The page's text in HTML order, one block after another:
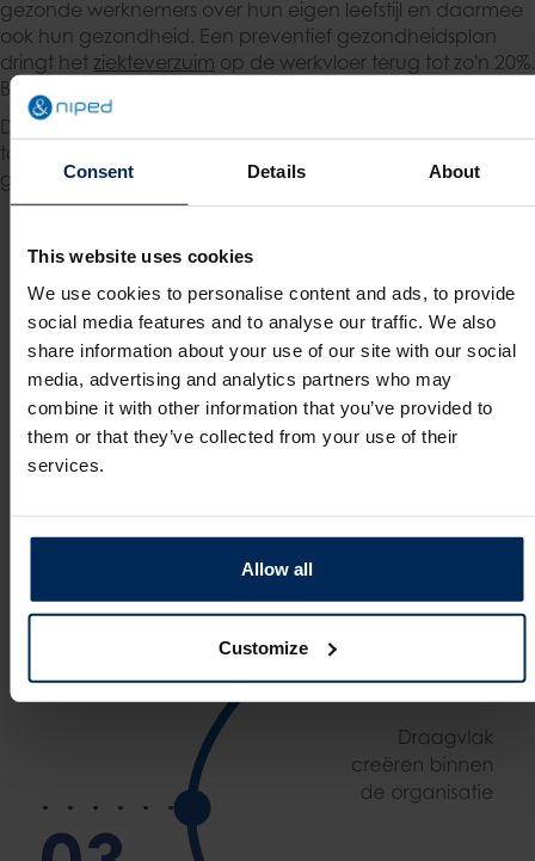
Consent Details About
This website uses cookies
We use cookies to personalise content and ads, to provide
social media features and to analyse our traffic. We also
share information about your use of our site with our social
media, advertising and analytics partners who may
combine it with other information that you’ve provided to
them or that they’ve collected from your use of their
services.
Allow all
Customize
gezonde werknemers over hun eigen leefstijl en daarmee
ook hun gezondheid. Een preventief gezondheidsplan
dringt het ziekteverzuim op de werkvloer terug tot zo'n 20%.
Bovendien stijgt
De whitepaper Integraal Beleid
tools, geschikte programma’s en aanbevelingen voor een
gezonde werkvloer.
6 stappen voor meer vitaliteit
op de werkvloer